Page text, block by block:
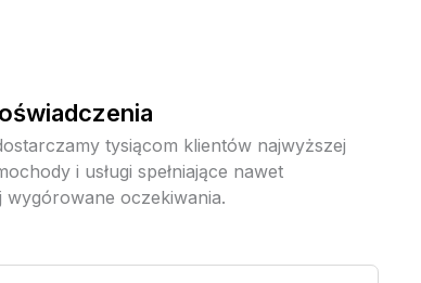
tysiącom klientów najwyższej
i usługi spełniające nawet
wygórowane oczekiwania.